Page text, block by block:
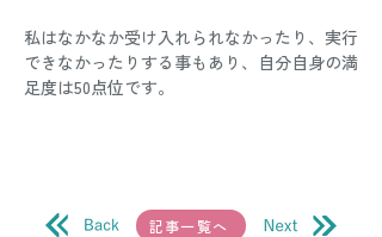
私はなかなか受け入れられなかったり、実行
できなかったりする事もあり、自分自身の満
足度は50点位です。
記事一覧へ